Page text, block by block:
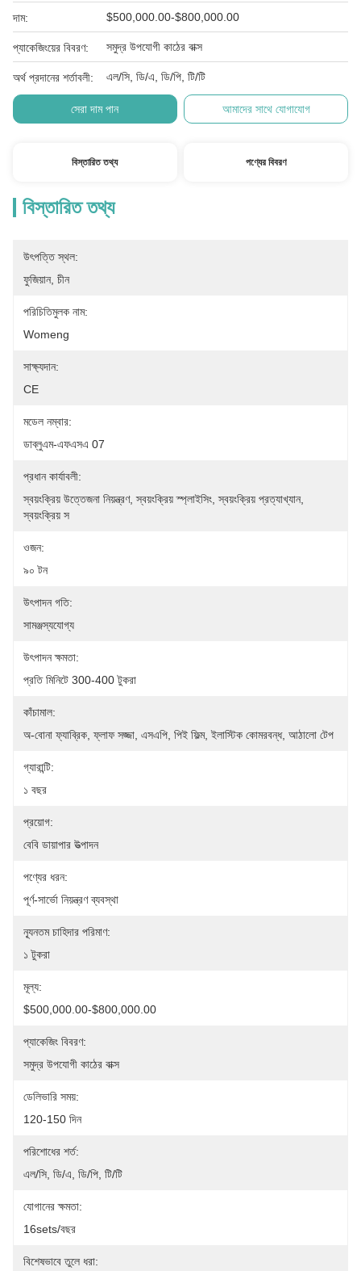
দাম: $500,000.00-$800,000.00
প্যাকেজিংয়ের বিবরণ: সমুদ্র উপযোগী কাঠের বাক্স
অর্থ প্রদানের শর্তাবলী: এল/সি, ডি/এ, ডি/পি, টি/টি
সেরা দাম পান আমাদের সাথে যোগাযোগ
বিস্তারিত তথ্য পণ্যের বিবরণ
বিস্তারিত তথ্য
উৎপত্তি স্থল:
ফুজিয়ান, চীন
পরিচিতিমুলক নাম:
Womeng
সাক্ষ্যদান:
CE
মডেল নম্বার:
ডাব্লুএম-এফএসএ 07
প্রধান কার্যাবলী:
স্বয়ংক্রিয় উত্তেজনা নিয়ন্ত্রণ, স্বয়ংক্রিয় স্প্লাইসিং, স্বয়ংক্রিয় প্রত্যাখ্যান,
স্বয়ংক্রিয় স
ওজন:
৯০ টন
উৎপাদন গতি:
সামঞ্জস্যযোগ্য
উৎপাদন ক্ষমতা:
প্রতি মিনিটে 300-400 টুকরা
কাঁচামাল:
অ-বোনা ফ্যাব্রিক, ফ্লাফ সজ্জা, এসএপি, পিই ফিল্ম, ইলাস্টিক কোমরবন্ধ, আঠালো টেপ
গ্যারান্টি:
১ বছর
প্রয়োগ:
বেবি ডায়াপার উত্পাদন
পণ্যের ধরন:
পূর্ণ-সার্ভো নিয়ন্ত্রণ ব্যবস্থা
ন্যূনতম চাহিদার পরিমাণ:
১ টুকরা
মূল্য:
$500,000.00-$800,000.00
প্যাকেজিং বিবরণ:
সমুদ্র উপযোগী কাঠের বাক্স
ডেলিভারি সময়:
120-150 দিন
পরিশোধের শর্ত:
এল/সি, ডি/এ, ডি/পি, টি/টি
যোগানের ক্ষমতা:
16sets/বছর
বিশেষভাবে তুলে ধরা: